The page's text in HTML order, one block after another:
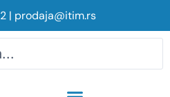
| prodaja@itim.rs